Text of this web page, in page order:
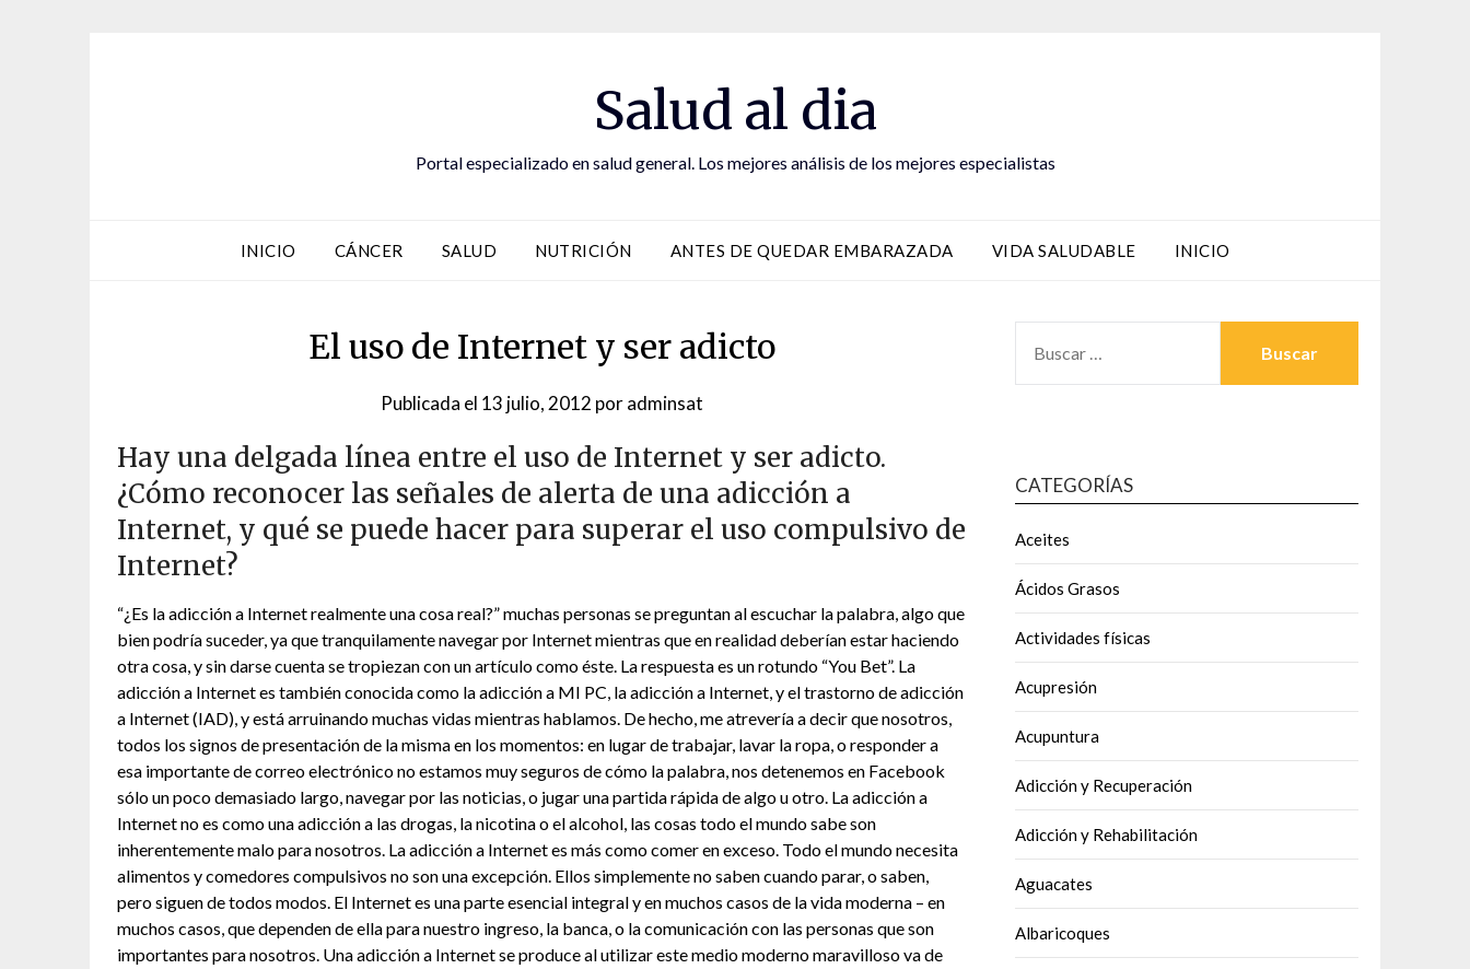
Salud al dia
Portal especializado en salud general. Los mejores análisis de los mejores especialistas
INICIO CÁNCER SALUD NUTRICIÓN ANTES DE QUEDAR EMBARAZADA VIDA SALUDABLE INICIO
El uso de Internet y ser adicto
Publicada el 13 julio, 2012 poradminsat
Hay una delgada línea entre el uso de Internet y ser adicto.
¿Cómo reconocer las señales de alerta de una adicción a
Internet, y qué se puede hacer para superar el uso compulsivo de
Internet?
“¿Es la adicción a Internet realmente una cosa real?” muchas personas se preguntan al escuchar la palabra, algo que
bien podría suceder, ya que tranquilamente navegar por Internet mientras que en realidad deberían estar haciendo
otra cosa, y sin darse cuenta se tropiezan con un artículo como éste. La respuesta es un rotundo “You Bet”. La
adicción a Internet es también conocida como la adicción a MI PC, la adicción a Internet, y el trastorno de adicción
a Internet (IAD), y está arruinando muchas vidas mientras hablamos. De hecho, me atrevería a decir que nosotros,
todos los signos de presentación de la misma en los momentos: en lugar de trabajar, lavar la ropa, o responder a
esa importante de correo electrónico no estamos muy seguros de cómo la palabra, nos detenemos en Facebook
sólo un poco demasiado largo, navegar por las noticias, o jugar una partida rápida de algo u otro. La adicción a
Internet no es como una adicción a las drogas, la nicotina o el alcohol, las cosas todo el mundo sabe son
inherentemente malo para nosotros. La adicción a Internet es más como comer en exceso. Todo el mundo necesita
alimentos y comedores compulsivos no son una excepción. Ellos simplemente no saben cuando parar, o saben,
pero siguen de todos modos. El Internet es una parte esencial integral y en muchos casos de la vida moderna – en
muchos casos, que dependen de ella para nuestro ingreso, la banca, o la comunicación con las personas que son
importantes para nosotros. Una adicción a Internet se produce al utilizar este medio moderno maravilloso va de
CATEGORÍAS
Aceites
Ácidos Grasos
Actividades físicas
Acupresión
Acupuntura
Adicción y Recuperación
Adicción y Rehabilitación
Aguacates
Albaricoques